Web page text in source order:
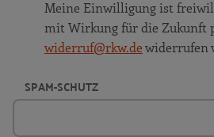
Meine Einwilligung ist
mit Wirkung für die Zukunft
widerruf@rkw.dewiderrufen
SPAM-SCHUTZ